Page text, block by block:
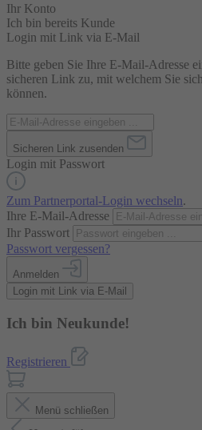
Ihr Konto
Ich bin bereits Kunde
Login mit Link via E-Mail
Bitte geben Sie Ihre E-Mail-Adresse
sicheren Link zu, mit welchem Sie
können.
Sicheren Link zusenden
Login mit Passwort
Zum Partnerportal-Login wechseln.
Ihre E-Mail-Adresse
Ihr Passwort
Passwort vergessen?
Anmelden
Login mit Link via E-Mail
Ich bin Neukunde!
Registrieren
Menü schließen